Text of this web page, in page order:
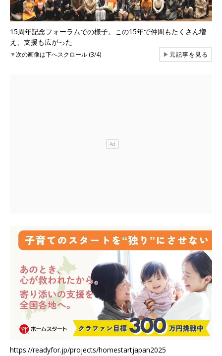
15周年記念フォーラムでの様子。この15年で仲間もたくさん増
え、支援も広がった
▼次の画像は下へスクロール (3/4) ▶元記事を見る
https://readyfor.jp/projects/homestartjapan2025